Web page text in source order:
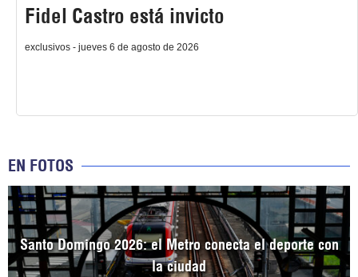
Fidel Castro está invicto
exclusivos - jueves 6 de agosto de 2026
EN FOTOS
Santo Domingo 2026: el Metro conecta el deporte con
la ciudad